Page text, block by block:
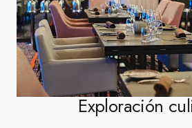
Exploración